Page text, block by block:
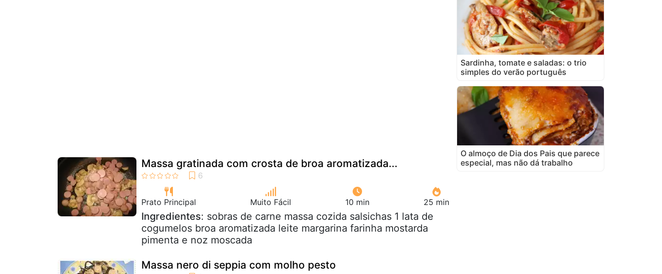
Massa gratinada com crosta de broa aromatizada...
Prato Principal Muito Fácil 10 min 25 min
Ingredientes: sobras de carne massa cozida salsichas 1 lata de
cogumelos broa aromatizada leite margarina farinha mostarda
pimenta e noz moscada
Massa nero di seppia com molho pesto
Sardinha, tomate e saladas: o trio
simples do verão português
O almoço de Dia dos Pais que parece
especial, mas não dá trabalho